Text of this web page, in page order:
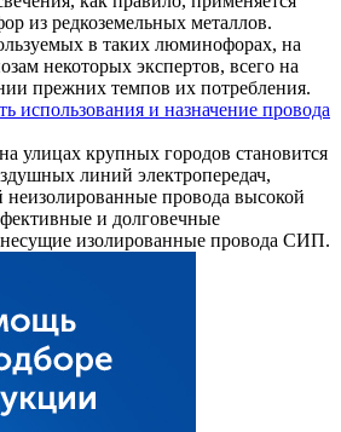
из редкоземельных металлов.
в таких люминофорах, на
некоторых экспертов, всего на
прежних темпов их потребления.
использования и назначение провода
улицах крупных городов становится
линий электропередач,
провода высокой
и долговечные
изолированные провода СИП.